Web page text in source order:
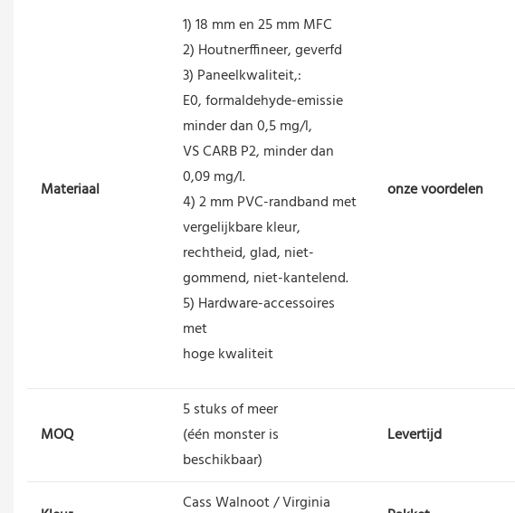
Materiaal
1) 18 mm en 25 mm MFC
2) Houtnerffineer, geverfd
3) Paneelkwaliteit,:
E0, formaldehyde-emissie
minder dan 0,5 mg/l,
VS CARB P2, minder dan
0,09 mg/l.
4) 2 mm PVC-randband met
vergelijkbare kleur,
rechtheid, glad, niet-
gommend, niet-kantelend.
5) Hardware-accessoires
met
hoge kwaliteit
onze voordelen
MOQ
5 stuks of meer
(één monster is
beschikbaar)
Levertijd
Cass Walnoot / Virginia